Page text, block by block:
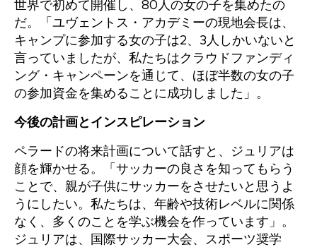
世界で初めて開催し、80人の女の子を集めたの
だ。「ユヴェントス・アカデミーの現地会長は、
キャンプに参加する女の子は2、3人しかいないと
言っていましたが、私たちはクラウドファンディ
ング・キャンペーンを通じて、ほぼ半数の女の子
の参加資金を集めることに成功しました」。
今後の計画とインスピレーション
ペラードの将来計画について話すと、ジュリアは
顔を輝かせる。「サッカーの良さを知ってもらう
ことで、親が子供にサッカーをさせたいと思うよ
うにしたい。私たちは、年齢や技術レベルに関係
なく、多くのことを学ぶ機会を作っています」。
ジュリアは、国際サッカー大会、スポーツ奨学